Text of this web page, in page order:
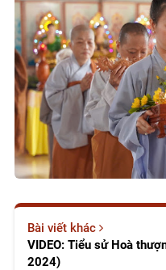
Bài viết khác
VIDEO: Tiểu sử Hoà
2024)